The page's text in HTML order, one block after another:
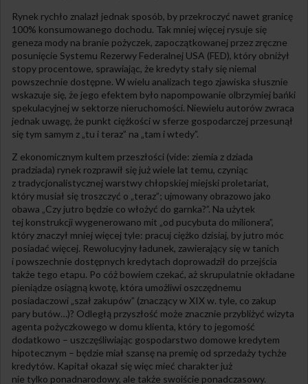
Rynek rychło znalazł jednak sposób, by przekroczyć nawet granicę
100% konsumowanego dochodu. Tak mniej więcej rysuje się
geneza mody na branie pożyczek, zapoczątkowanej przez zręczne
posunięcie Systemu Rezerwy Federalnej USA (FED), który obniżył
stopy procentowe, sprawiając, że kredyty stały się niemal
powszechnie dostępne. W wielu analizach tego zjawiska słusznie
wskazuje się, że jego efektem było napompowanie olbrzymiej bańki
spekulacyjnej w sektorze nieruchomości. Niewielu autorów zwraca
jednak uwagę, że punkt ciężkości w sferze gospodarczej przesunął
się tym samym z „tu i teraz” na „tam i wtedy”.
Z ekonomicznym kultem przeszłości (vide: ziemia z dziada
pradziada) rynek rozprawił się już wiele lat temu, czyniąc
z tradycjonalistycznej warstwy chłopskiej miejski proletariat,
który musiał się troszczyć o „teraz”; ujmowany obrazowo jako
obawa „Czy jutro będzie co włożyć do garnka?”. Na użytek
tej konstrukcji wygenerowano mit „od pucybuta do milionera”,
który znaczył mniej więcej tyle: pracuj ciężko dzisiaj, by jutro móc
posiadać więcej. Rewolucyjny ładunek, zawierający się w tanich
i powszechnie dostępnych kredytach doprowadził do przejścia
także tego etapu. Po cóż bowiem czekać, aż skrupulatnie okładane
pieniądze osiągną kwotę, która umożliwi oszczędnemu
posiadaczowi „szał zakupów” (znaczący w XIX w. tyle, co zakup
pary butów…)? Odległą przyszłość może znacznie przybliżyć wizyta
agenta pożyczkowego w domu klienta, który to jegomość
dodatkowo – uszczęśliwiając gospodarstwo domowe kredytem
hipotecznym – będzie miał szansę na premię od sprzedaży tychże
kredytów. Kapitał okazał się więc mieć charakter już
nie tylko ponadnarodowy, ale także swoiście ponadczasowy.